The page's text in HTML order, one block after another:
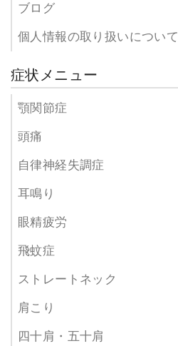
ブログ
個人情報の取り扱いについて
症状メニュー
顎関節症
頭痛
自律神経失調症
耳鳴り
眼精疲労
飛蚊症
ストレートネック
肩こり
四十肩・五十肩